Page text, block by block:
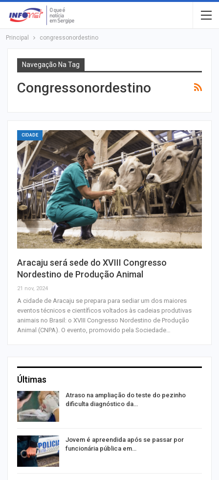
Principal congressonordestino
Navegação Na Tag
Congressonordestino
CIDADE
Aracaju será sede do XVIII Congresso
Nordestino de Produção Animal
21 nov, 2024
A cidade de Aracaju se prepara para sediar um dos maiores
eventos técnicos e científicos voltados às cadeias produtivas
animais no Brasil: o XVIII Congresso Nordestino de Produção
Animal (CNPA). O evento, promovido pela Sociedade…
Últimas
Atraso na ampliação do teste do pezinho
dificulta diagnóstico da…
Jovem é apreendida após se passar por
funcionária pública em…